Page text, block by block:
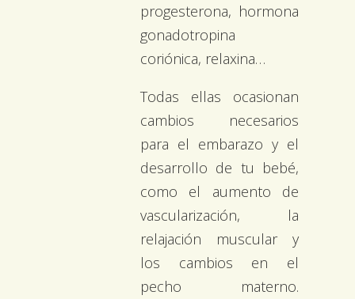
progesterona, hormona
gonadotropina
coriónica, relaxina…
Todas ellas ocasionan
cambios necesarios
para el embarazo y el
desarrollo de tu bebé,
como el aumento de
vascularización, la
relajación muscular y
los cambios en el
pecho materno.